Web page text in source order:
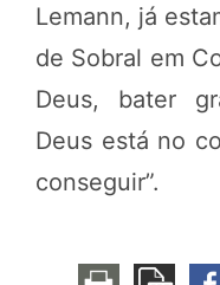
Lemann, já
de Sobral em
Deus, bater
Deus está no
conseguir”.